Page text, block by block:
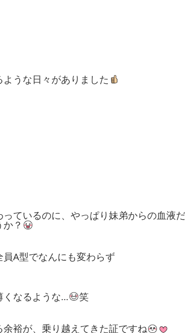
うな日々がありました
ているのに、やっぱり妹弟からの血液だ
？
A型でなんにも変わらず
くなるような… 笑
裕が、乗り越えてきた証ですね